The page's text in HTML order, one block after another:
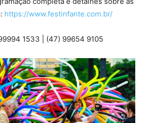
https://www.festinfante.com.br/
1533 | (47) 99654 9105